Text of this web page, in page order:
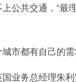
公共交通，“最
都有自己的需
务总经理朱利